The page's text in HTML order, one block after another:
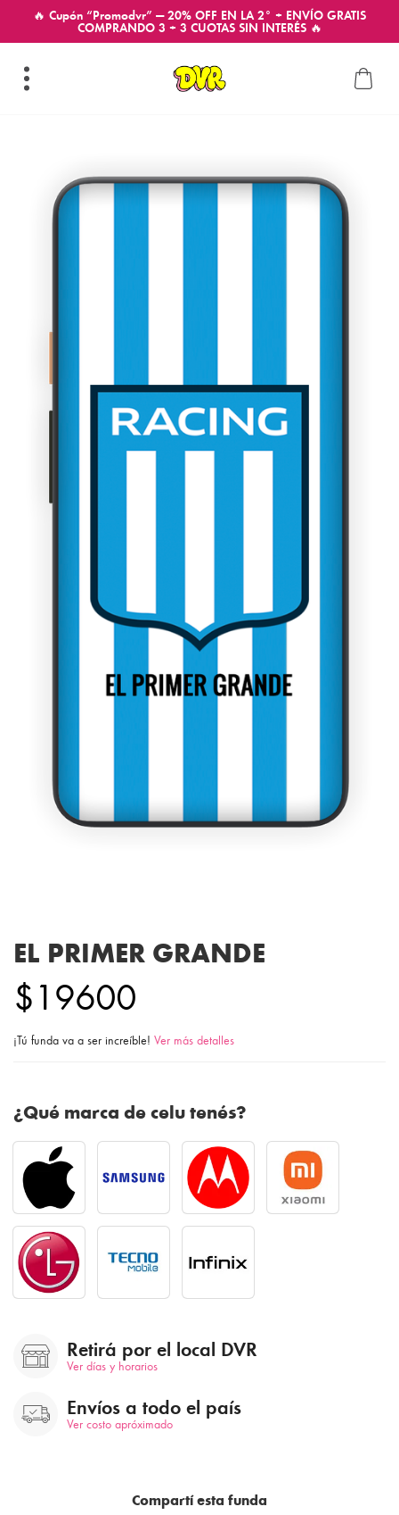
🔥 Cupón “Promodvr” — 20% OFF EN LA 2° + ENVÍO GRATIS
COMPRANDO 3 + 3 CUOTAS SIN INTERÉS 🔥
EL PRIMER GRANDE
$19600
¡Tú funda va a ser increíble! Ver más detalles
¿Qué marca de celu tenés?
Retirá por el local DVR
Ver días y horarios
Envíos a todo el país
Ver costo apróximado
Compartí esta funda